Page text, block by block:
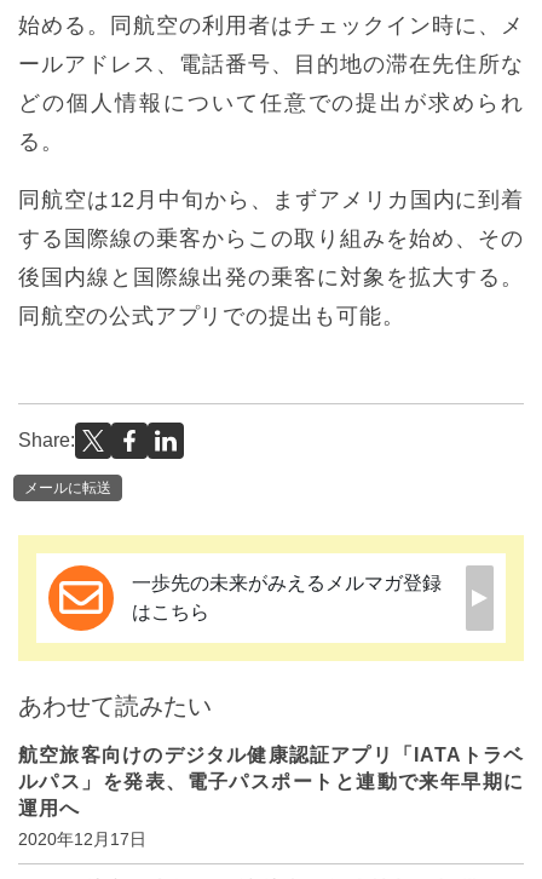
始める。同航空の利用者はチェックイン時に、メ
ールアドレス、電話番号、目的地の滞在先住所な
どの個人情報について任意での提出が求められ
る。
同航空は12月中旬から、まずアメリカ国内に到着
する国際線の乗客からこの取り組みを始め、その
後国内線と国際線出発の乗客に対象を拡大する。
同航空の公式アプリでの提出も可能。
Share:
メールに転送
一歩先の未来がみえるメルマガ登録
はこちら
あわせて読みたい
航空旅客向けのデジタル健康認証アプリ「IATAトラベ
ルパス」を発表、電子パスポートと連動で来年早期に
運用へ
2020年12月17日